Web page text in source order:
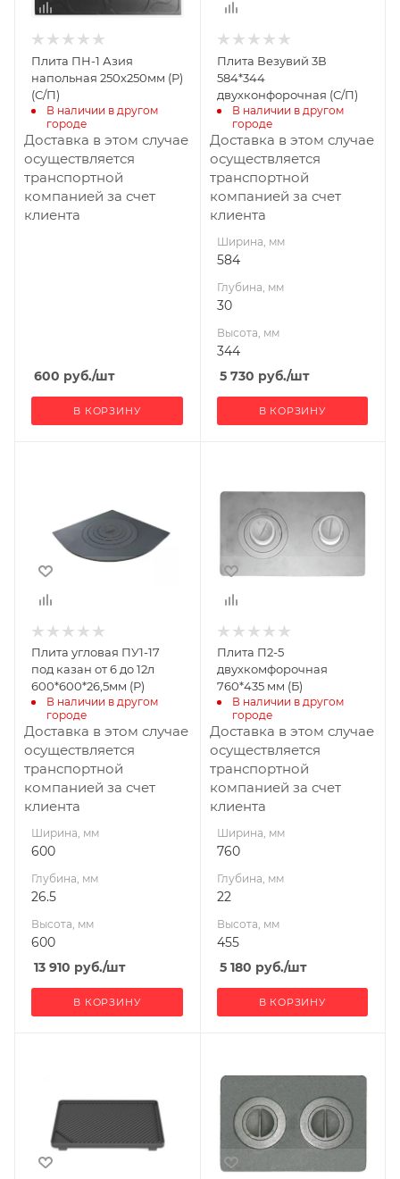
Плита ПН-1 Азия
напольная 250х250мм (Р)
(С/П)
В наличии в другом
городе
Доставка в этом случае
осуществляется
транспортной
компанией за счет
клиента
600 руб./шт
В КОРЗИНУ
Плита Везувий 3В
584*344
двухконфорочная (С/П)
В наличии в другом
городе
Доставка в этом случае
осуществляется
транспортной
компанией за счет
клиента
Ширина, мм
584
Глубина, мм
30
Высота, мм
344
5 730 руб./шт
В КОРЗИНУ
26.5
Высота, мм
600
Плита угловая ПУ1-17
под казан от 6 до 12л
600*600*26,5мм (Р)
В наличии в другом
городе
Доставка в этом случае
осуществляется
транспортной
компанией за счет
клиента
Ширина, мм
600
Глубина, мм
26.5
Высота, мм
600
13 910 руб./шт
В КОРЗИНУ
Глубина, мм
Высота, мм
455
Плита П2-5
двухкомфорочная
760*435 мм (Б)
В наличии в другом
городе
Доставка в этом случае
осуществляется
транспортной
компанией за счет
клиента
Ширина, мм
760
Глубина, мм
22
Высота, мм
455
5 180 руб./шт
В КОРЗИНУ
Глубина, мм
Высота, мм
375
510
Глубина, мм
Высота, мм
340